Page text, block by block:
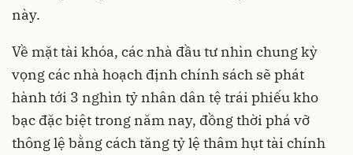
này.
Về mặt tài khóa, các nhà đầu tư nhìn chung kỳ
vọng các nhà hoạch định chính sách sẽ phát
hành tới 3 nghìn tỷ nhân dân tệ trái phiếu kho
bạc đặc biệt trong năm nay, đồng thời phá vỡ
thông lệ bằng cách tăng tỷ lệ thâm hụt tài chính